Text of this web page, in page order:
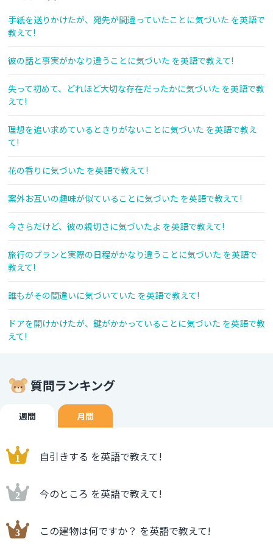
手紙を送りかけたが、宛先が間違っていたことに気づいた を英語で
教えて!
彼の話と事実がかなり違うことに気づいた を英語で教えて!
失って初めて、どれほど大切な存在だったかに気づいた を英語で教
えて!
理想を追い求めているときりがないことに気づいた を英語で教え
て!
花の香りに気づいた を英語で教えて!
案外お互いの趣味が似ていることに気づいた を英語で教えて!
今さらだけど、彼の親切さに気づいたよ を英語で教えて!
旅行のプランと実際の日程がかなり違うことに気づいた を英語で
教えて!
誰もがその間違いに気づいていた を英語で教えて!
ドアを開けかけたが、鍵がかかっていることに気づいた を英語で教
えて!
質問ランキング
週間 月間
自引きする を英語で教えて!
今のところ を英語で教えて!
この建物は何ですか？ を英語で教えて!